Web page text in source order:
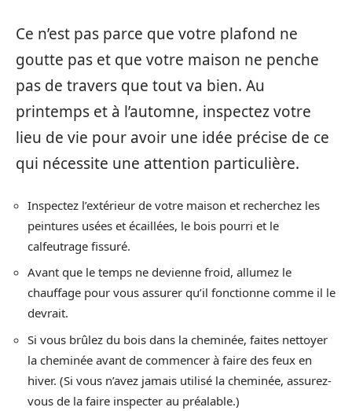
Ce n’est pas parce que votre plafond ne
goutte pas et que votre maison ne penche
pas de travers que tout va bien. Au
printemps et à l’automne, inspectez votre
lieu de vie pour avoir une idée précise de ce
qui nécessite une attention particulière.
Inspectez l’extérieur de votre maison et recherchez les
peintures usées et écaillées, le bois pourri et le
calfeutrage fissuré.
Avant que le temps ne devienne froid, allumez le
chauffage pour vous assurer qu’il fonctionne comme il le
devrait.
Si vous brûlez du bois dans la cheminée, faites nettoyer
la cheminée avant de commencer à faire des feux en
hiver. (Si vous n’avez jamais utilisé la cheminée, assurez-
vous de la faire inspecter au préalable.)